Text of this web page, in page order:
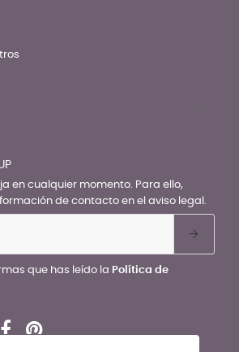
en cualquier momento. Para ello,
de contacto en el aviso legal.
que has leído la Política de